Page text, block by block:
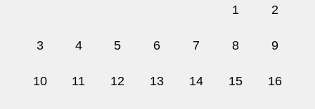
1 2
3 4 5 6 7 8 9
10 11 12 13 14 15 16